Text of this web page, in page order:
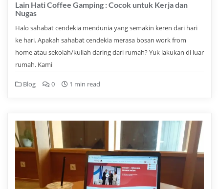
Lain Hati Coffee Gamping : Cocok untuk Kerja dan
Nugas
Halo sahabat cendekia mendunia yang semakin keren dari hari
ke hari. Apakah sahabat cendekia merasa bosan work from
home atau sekolah/kuliah daring dari rumah? Yuk lakukan di luar
rumah. Kami
Blog 0 1 min read